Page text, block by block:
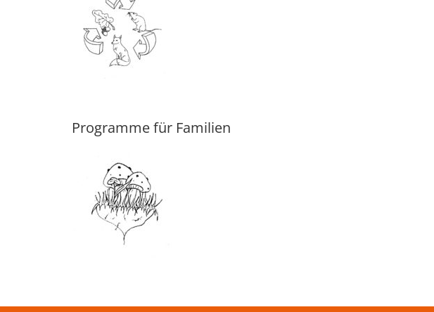
Programme für Familien